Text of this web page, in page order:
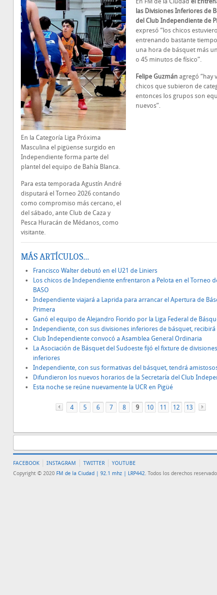
En la Categoría Liga Próxima
Masculina el pigüense surgido en
Independiente forma parte del
plantel del equipo de Bahía Blanca.
Para esta temporada Agustín André
disputará el Torneo 2026 contando
como compromiso más cercano, el
del sábado, ante Club de Caza y
Pesca Huracán de Médanos, como
visitante.
las Divisiones Inferiores de
del Club Independiente de
expresó “los chicos
entrenando bastante
una hora de básquet más
o 45 minutos de físico”.
Felipe Guzmán agregó “hay
chicos que subieron de
entonces los grupos son
nuevos”.
MÁS ARTÍCULOS...
Francisco Walter debutó en el U21 de Liniers
Los chicos de Independiente enfrentaron a Pelota en el Torneo
BASO
Independiente viajará a Laprida para arrancar el Apertura de
Primera
Ganó el equipo de Alejandro Fiorido por la Liga Federal de
Independiente, con sus divisiones inferiores de básquet, recibirá
Club Independiente convocó a Asamblea General Ordinaria
La Asociación de Básquet del Sudoeste fijó el fixture de divisiones
inferiores
Independiente, con sus formativas del básquet, tendrá
Difundieron los nuevos horarios de la Secretaría del Club
Esta noche se reúne nuevamente la UCR en Pigüé
4 5 6 7 8 9 10 11 12 13
FACEBOOK INSTAGRAM TWITTER
YOUTUBE
Copyright © 2020 FM de la Ciudad | 92.1 mhz | LRP442. Todos los derechos